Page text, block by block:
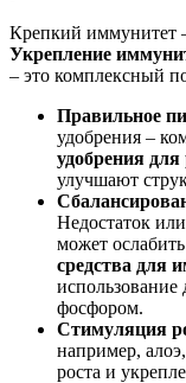
Крепкий иммунитет
Укрепление
– это комплексный
Правильное
удобрения –
удобрения для
улучшают
Недостаток
может
средства для
использование
фосфором.
Стимуляция
например,
роста и